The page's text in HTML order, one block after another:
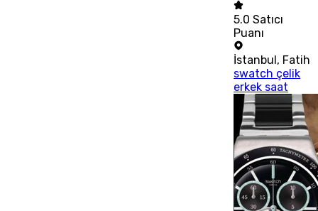
5.0 Satıcı
Puanı
İstanbul, Fatih
swatch çelik
erkek saat